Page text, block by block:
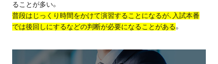
ることが多い。
普段はじっくり時間をかけて演習することになるが、入試本番
では後回しにするなどの判断が必要になることがある。